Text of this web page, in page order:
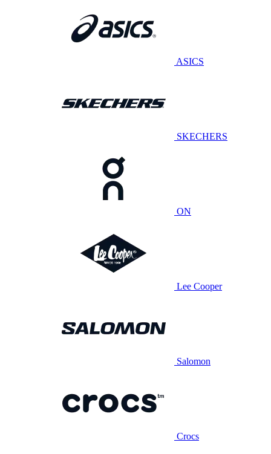
ASICS
SKECHERS
ON
Lee Cooper
Salomon
Crocs